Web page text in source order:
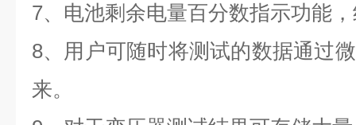
7、电池剩余电量百分数指示功能
8、用户可随时将测试的数据通过
来。